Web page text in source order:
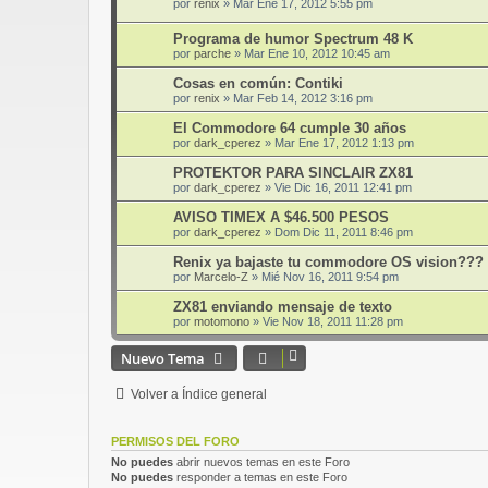
por renix » Mar Ene 17, 2012 5:55 pm
Programa de humor Spectrum 48 K
por parche » Mar Ene 10, 2012 10:45 am
Cosas en común: Contiki
por renix » Mar Feb 14, 2012 3:16 pm
El Commodore 64 cumple 30 años
por dark_cperez » Mar Ene 17, 2012 1:13 pm
PROTEKTOR PARA SINCLAIR ZX81
por dark_cperez » Vie Dic 16, 2011 12:41 pm
AVISO TIMEX A $46.500 PESOS
por dark_cperez » Dom Dic 11, 2011 8:46 pm
Renix ya bajaste tu commodore OS vision???
por Marcelo-Z » Mié Nov 16, 2011 9:54 pm
ZX81 enviando mensaje de texto
por motomono » Vie Nov 18, 2011 11:28 pm
Nuevo Tema
Volver a Índice general
PERMISOS DEL FORO
No puedes abrir nuevos temas en este Foro
No puedes responder a temas en este Foro